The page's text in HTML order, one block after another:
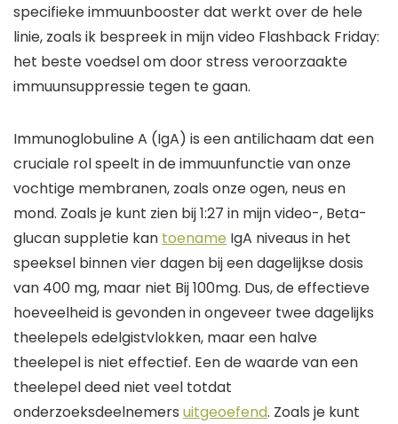
specifieke immuunboosterdat werkt over de hele
linie, zoals ik bespreek in mijn video Flashback Friday:
het beste voedsel om door stress veroorzaakte
immuunsuppressie tegen te gaan.
Immunoglobuline A (IgA) is een antilichaam dat een
cruciale rol speelt in de immuunfunctie van onze
vochtige membranen, zoals onze ogen, neus en
mond. Zoals je kunt zien bij 1:27 in mijnvideo-, Beta-
glucan suppletie kan toename IgA niveaus in het
speeksel binnen vier dagen bij een dagelijkse dosis
van 400 mg, maar niet Bij100mg. Dus,de effectieve
hoeveelheidis gevonden in ongeveer tweedagelijks
theelepels edelgistvlokken, maar een halve
theelepelis niet effectief. Eende waarde van een
theelepel deed niet veel totdat
onderzoeksdeelnemers uitgeoefend. Zoals je kunt